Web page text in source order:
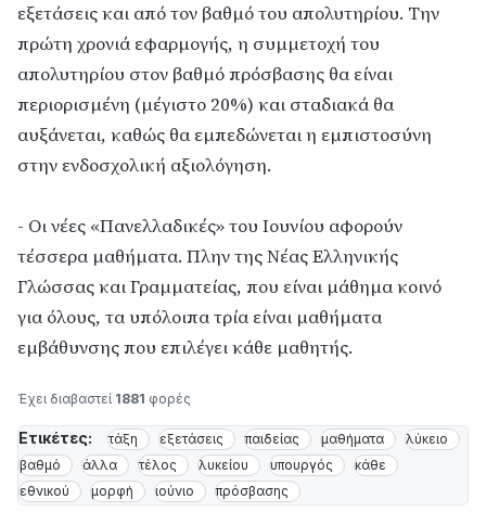
εξετάσεις και από τον βαθμό του απολυτηρίου. Την
πρώτη χρονιά εφαρμογής, η συμμετοχή του
απολυτηρίου στον βαθμό πρόσβασης θα είναι
περιορισμένη (μέγιστο 20%) και σταδιακά θα
αυξάνεται, καθώς θα εμπεδώνεται η εμπιστοσύνη
στην ενδοσχολική αξιολόγηση.
- Οι νέες «Πανελλαδικές» του Ιουνίου αφορούν
τέσσερα μαθήματα. Πλην της Νέας Ελληνικής
Γλώσσας και Γραμματείας, που είναι μάθημα κοινό
για όλους, τα υπόλοιπα τρία είναι μαθήματα
εμβάθυνσης που επιλέγει κάθε μαθητής.
Έχει διαβαστεί 1881 φορές
Ετικέτες: τάξη εξετάσεις παιδείας μαθήματα
λύκειο
βαθμό
άλλα τέλος λυκείου υπουργός
κάθε
εθνικού
μορφή ιούνιο πρόσβασης